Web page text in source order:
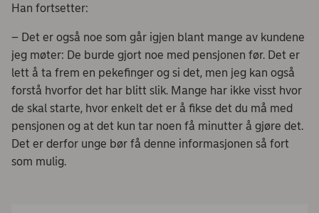
Han fortsetter:
– Det er også noe som går igjen blant mange av kundene
jeg møter: De burde gjort noe med pensjonen før. Det er
lett å ta frem en pekefinger og si det, men jeg kan også
forstå hvorfor det har blitt slik. Mange har ikke visst hvor
de skal starte, hvor enkelt det er å fikse det du må med
pensjonen og at det kun tar noen få minutter å gjøre det.
Det er derfor unge bør få denne informasjonen så fort
som mulig.